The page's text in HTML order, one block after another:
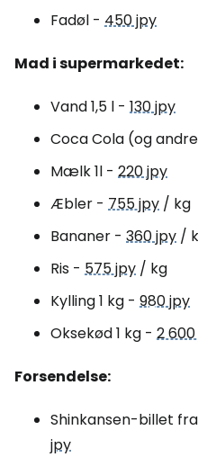
Fadøl - 450 jpy
Mad i supermarkedet:
Vand 1,5 l - 130 jpy
Coca Cola (og
Mælk 1l - 220 jpy
Æbler - 755 jpy / kg
Bananer - 360 jpy /
Ris - 575 jpy / kg
Kylling 1 kg - 980 jpy
Oksekød 1 kg - 2
Forsendelse:
Shinkansen-billet
jpy